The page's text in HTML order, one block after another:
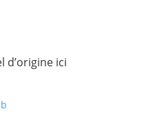
d’origine ici